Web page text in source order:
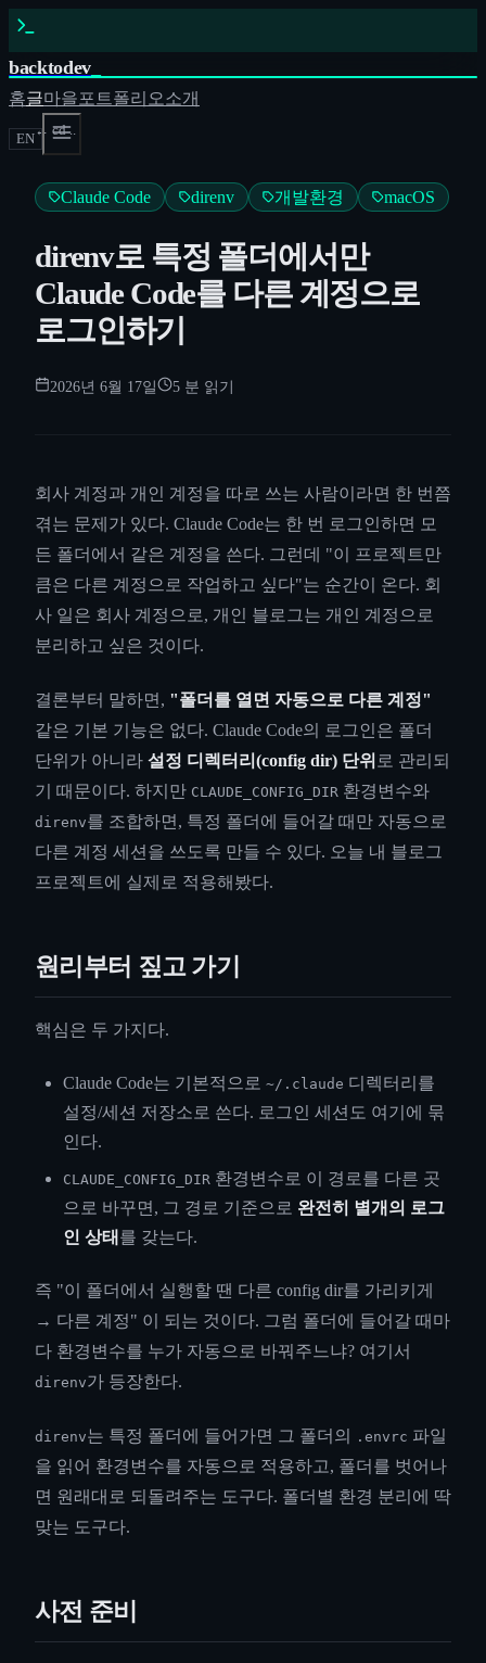
backtodev_
홈글마을포트폴리오소개
EN
← cd ..
Claude Code direnv 개발환경 macOS
direnv로 특정 폴더에서만
Claude Code를 다른 계정으로
로그인하기
2026년 6월 17일 5 분 읽기
회사 계정과 개인 계정을 따로 쓰는 사람이라면 한 번쯤
겪는 문제가 있다. Claude Code는 한 번 로그인하면 모
든 폴더에서 같은 계정을 쓴다. 그런데 "이 프로젝트만
큼은 다른 계정으로 작업하고 싶다"는 순간이 온다. 회
사 일은 회사 계정으로, 개인 블로그는 개인 계정으로
분리하고 싶은 것이다.
결론부터 말하면, "폴더를 열면 자동으로 다른 계정"
같은 기본 기능은 없다. Claude Code의 로그인은 폴더
단위가 아니라 설정 디렉터리(config dir) 단위 로 관리되
기 때문이다. 하지만 CLAUDE_CONFIG_DIR 환경변수와
direnv를 조합하면, 특정 폴더에 들어갈 때만 자동으로
다른 계정 세션을 쓰도록 만들 수 있다. 오늘 내 블로그
프로젝트에 실제로 적용해봤다.
원리부터 짚고 가기
핵심은 두 가지다.
Claude Code는 기본적으로 ~/.claude 디렉터리를
설정/세션 저장소로 쓴다. 로그인 세션도 여기에 묶
인다.
CLAUDE_CONFIG_DIR 환경변수로 이 경로를 다른 곳
으로 바꾸면, 그 경로 기준으로 완전히 별개의 로그
인 상태 를 갖는다.
즉 "이 폴더에서 실행할 땐 다른 config dir를 가리키게
→ 다른 계정" 이 되는 것이다. 그럼 폴더에 들어갈 때마
다 환경변수를 누가 자동으로 바꿔주느냐? 여기서
direnv가 등장한다.
direnv는 특정 폴더에 들어가면 그 폴더의 .envrc 파일
을 읽어 환경변수를 자동으로 적용하고, 폴더를 벗어나
면 원래대로 되돌려주는 도구다. 폴더별 환경 분리에 딱
맞는 도구다.
사전 준비